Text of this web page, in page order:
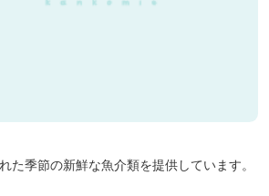
た季節の新鮮な魚介類を提供しています。